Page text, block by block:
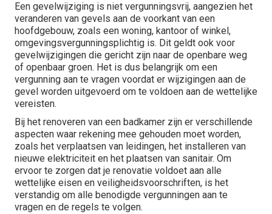
Een gevelwijziging is niet vergunningsvrij, aangezien het
veranderen van gevels aan de voorkant van een
hoofdgebouw, zoals een woning, kantoor of winkel,
omgevingsvergunningsplichtig is. Dit geldt ook voor
gevelwijzigingen die gericht zijn naar de openbare weg
of openbaar groen. Het is dus belangrijk om een
vergunning aan te vragen voordat er wijzigingen aan de
gevel worden uitgevoerd om te voldoen aan de wettelijke
vereisten.
Bij het renoveren van een badkamer zijn er verschillende
aspecten waar rekening mee gehouden moet worden,
zoals het verplaatsen van leidingen, het installeren van
nieuwe elektriciteit en het plaatsen van sanitair. Om
ervoor te zorgen dat je renovatie voldoet aan alle
wettelijke eisen en veiligheidsvoorschriften, is het
verstandig om alle benodigde vergunningen aan te
vragen en de regels te volgen.